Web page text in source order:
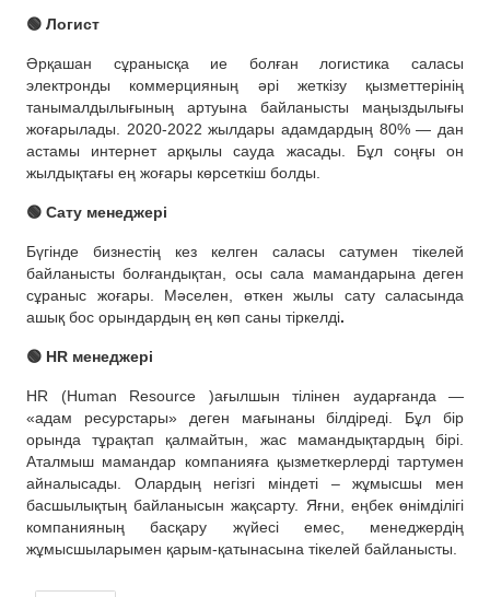
🟢 Логист
Әрқашан сұранысқа ие болған логистика саласы
электронды коммерцияның әрі жеткізу қызметтерінің
танымалдылығының артуына байланысты маңыздылығы
жоғарылады. 2020-2022 жылдары адамдардың 80% — дан
астамы интернет арқылы сауда жасады. Бұл соңғы он
жылдықтағы ең жоғары көрсеткіш болды.
🟢 Сату менеджері
Бүгінде бизнестің кез келген саласы сатумен тікелей
байланысты болғандықтан, осы сала мамандарына деген
сұраныс жоғары. Мәселен, өткен жылы сату саласында
ашық бос орындардың ең көп саны тіркелді.
🟢 HR менеджері
HR (Human Resource )ағылшын тілінен аударғанда —
«адам ресурстары» деген мағынаны білдіреді. Бұл бір
орында тұрақтап қалмайтын, жас мамандықтардың бірі.
Аталмыш мамандар компанияға қызметкерлерді тартумен
айналысады. Олардың негізгі міндеті – жұмысшы мен
басшылықтың байланысын жақсарту. Яғни, еңбек өнімділігі
компанияның басқару жүйесі емес, менеджердің
жұмысшыларымен қарым-қатынасына тікелей байланысты.